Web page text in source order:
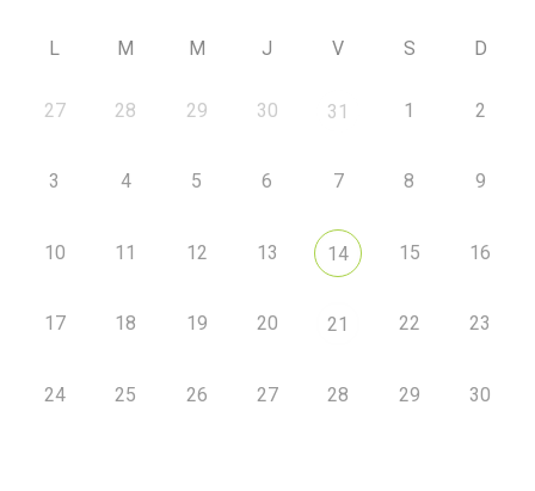
L M M J V S D
27 28 29 30 31 1 2
3 4 5 6 7 8 9
10 11 12 13 14 15 16
17 18 19 20 21 22 23
24 25 26 27 28 29 30